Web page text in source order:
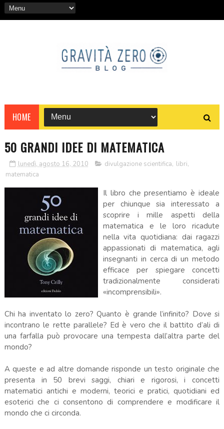
HOME
50 GRANDI IDEE DI MATEMATICA
lunedì, agosto 16, 2010 divulgazione scientifica, libri,
matematica
Il libro che presentiamo è ideale
per chiunque sia interessato a
scoprire i mille aspetti della
matematica e le loro ricadute
nella vita quotidiana: dai ragazzi
appassionati di matematica, agli
insegnanti in cerca di un metodo
efficace per spiegare concetti
tradizionalmente considerati
«incomprensibili».
Chi ha inventato lo zero? Quanto è grande l’infinito? Dove si
incontrano le rette parallele? Ed è vero che il battito d’ali di
una farfalla può provocare una tempesta dall’altra parte del
mondo?
A queste e ad altre domande risponde un testo originale che
presenta in 50 brevi saggi, chiari e rigorosi, i concetti
matematici antichi e moderni, teorici e pratici, quotidiani ed
esoterici che ci consentono di comprendere e modificare il
mondo che ci circonda.